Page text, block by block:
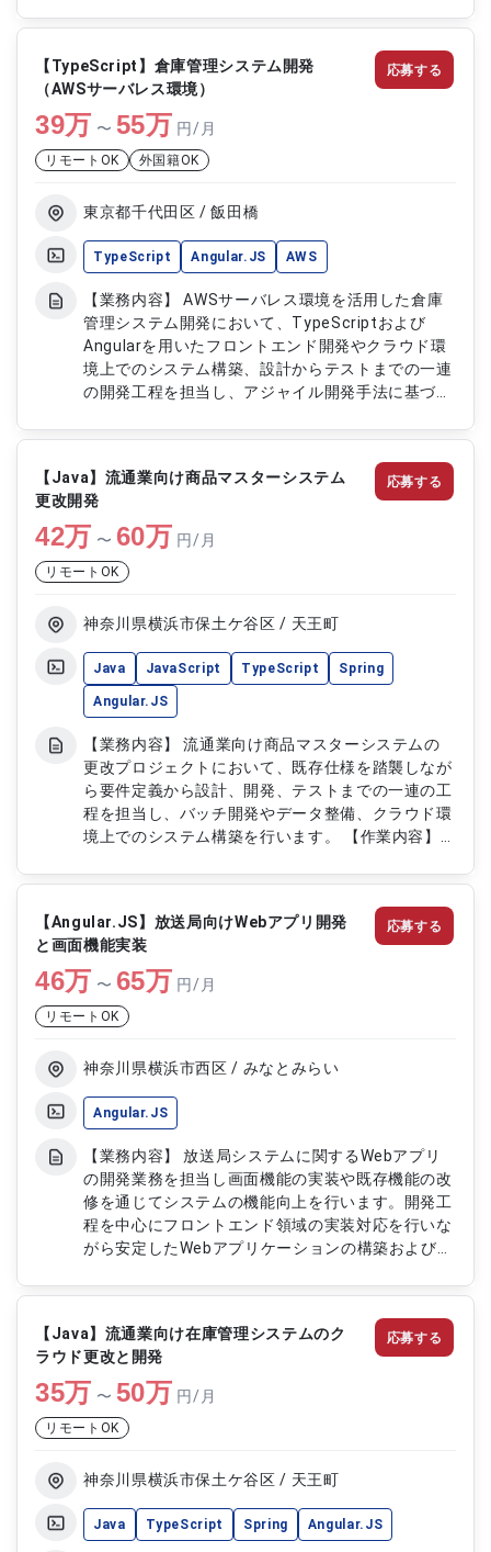
ータ管理基盤の構築および運用 ・アノテーション
ツールの改修および運用対応 ・AIモデル学習基盤の
設計および開発運用 ・オンプレミス環境における
Kubernetes運用管理 ・画像認識を中心とした深層
学習技術のサポート ・フロントエンドおよびバッ
クエンドの開発対応（Python、TypeScript）
【TypeScript】倉庫管理システム開発
（AWSサーバレス環境）
39万 〜 55万 円/月
リモートOK 外国籍OK
東京都千代田区 / 飯田橋
TypeScript Angular.JS AWS
【業務内容】 AWSサーバレス環境を活用した倉庫
管理システム開発において、TypeScriptおよび
Angularを用いたフロントエンド開発やクラウド環
境上でのシステム構築、設計からテストまでの一連
の開発工程を担当し、アジャイル開発手法に基づき
業内容】 ・TypeScriptおよびAngularを用いたフ
ロントエンド開発 ・倉庫管理システムのSPA設計お
よび実装 ・AWSサーバレス環境での開発対応 ・基
本設計から結合テストまでの開発工程対応 ・アジ
ャイル／スクラム開発でのチーム開発参加 ・クラ
ウド技術を活用した開発および実装対応
応募する
【Java】流通業向け商品マスターシステム
更改開発
42万 〜 60万 円/月
リモートOK
神奈川県横浜市保土ケ谷区 / 天王町
Java JavaScript TypeScript Spring
Angular.JS
【業務内容】 流通業向け商品マスターシステムの
更改プロジェクトにおいて、既存仕様を踏襲しなが
ら要件定義から設計、開発、テストまでの一連の工
程を担当し、バッチ開発やデータ整備、クラウド環
境上でのシステム構築を行います。 【作業内容】
テスト対応 ・既存仕様を踏襲したシステム更改対
応 ・バッチプログラムの設計および開発（約60本
規模） ・データ整備および業務フロー整理 ・標準
化チームへの支援業務対応 ・GCP環境を用いたシス
テム設計および開発
応募する
【Angular.JS】放送局向けWebアプリ開発
と画面機能実装
46万 〜 65万 円/月
リモートOK
神奈川県横浜市西区 / みなとみらい
Angular.JS
【業務内容】 放送局システムに関するWebアプリ
の開発業務を担当し画面機能の実装や既存機能の改
修を通じてシステムの機能向上を行います。開発工
程を中心にフロントエンド領域の実装対応を行いな
がら安定したWebアプリケーションの構築および改
ョンの画面開発対応 ・既存機能の改修および機能
追加対応 ・フロントエンド実装および動作確認 ・
開発工程における製造および単体対応 ・システム
動作検証および不具合修正対応
応募する
【Java】流通業向け在庫管理システムのク
ラウド更改と開発
35万 〜 50万 円/月
リモートOK
神奈川県横浜市保土ケ谷区 / 天王町
Java TypeScript Spring Angular.JS
応募する